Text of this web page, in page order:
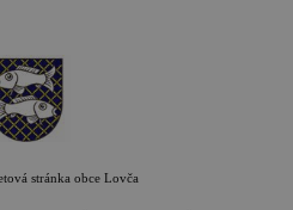
stránka obce Lovča